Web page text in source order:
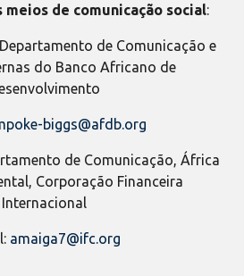
meios de comunicação social:
de Comunicação e
do Banco Africano de
biggs@afdb.org
de Comunicação, África
Corporação Financeira
Internacional
amaiga7@ifc.org